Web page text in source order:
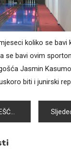
koliko se bavi
se bavi ovim
Jasmin
biti i junirski
KOD MLADIH